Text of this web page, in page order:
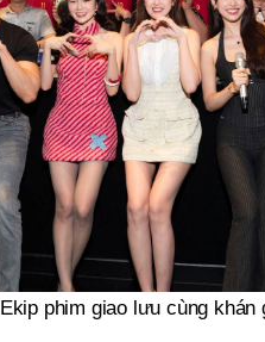
Ekip phim giao lưu cùng khán